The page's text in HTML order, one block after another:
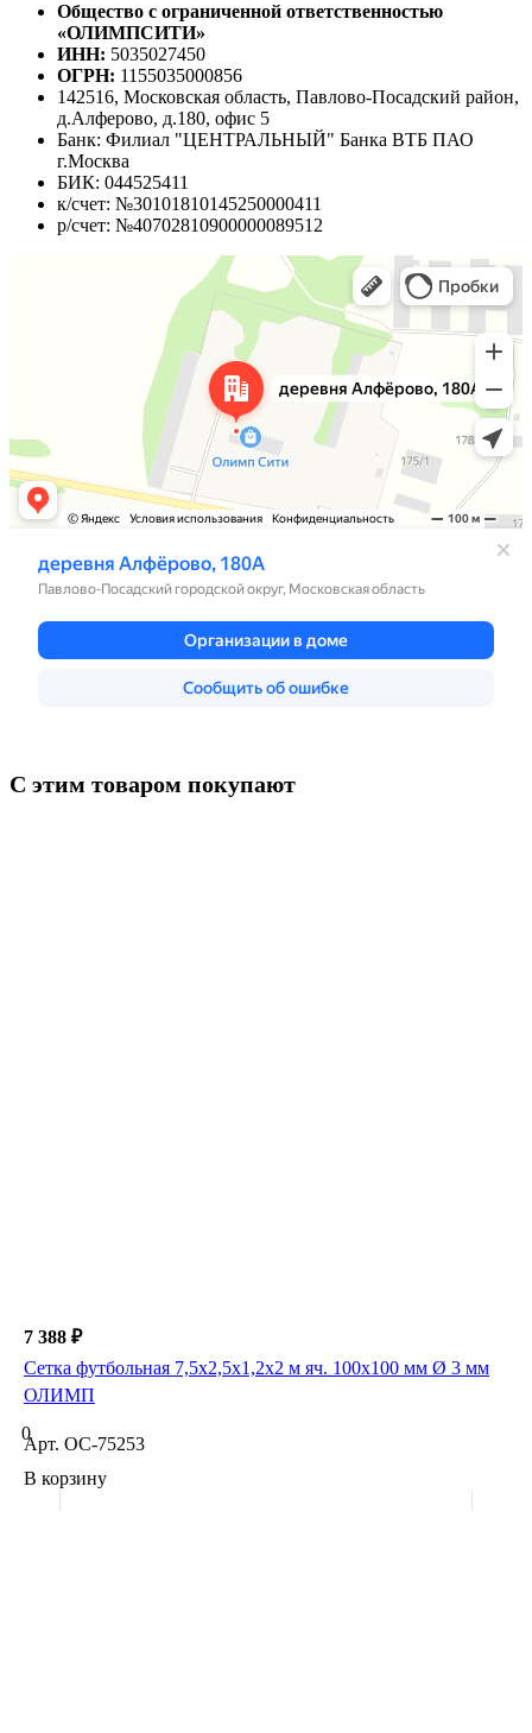
Общество с ограниченной ответственностью
«ОЛИМПСИТИ»
ИНН: 5035027450
ОГРН: 1155035000856
142516, Московская область, Павлово-Посадский район,
д.Алферово, д.180, офис 5
Банк: Филиал "ЦЕНТРАЛЬНЫЙ" Банка ВТБ ПАО
г.Москва
БИК: 044525411
к/счет: №30101810145250000411
р/счет: №40702810900000089512
С этим товаром покупают
7 388 ₽
Сетка футбольная 7,5х2,5х1,2х2 м яч. 100х100 мм Ø 3 мм
ОЛИМП
0
Арт. ОС-75253
В корзину